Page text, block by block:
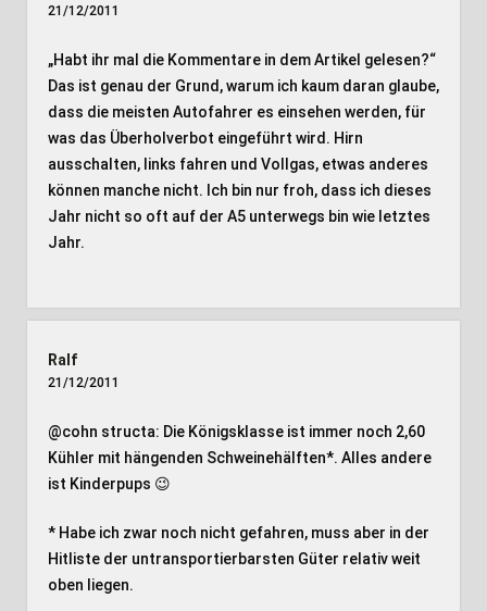
21/12/2011
„Habt ihr mal die Kommentare in dem Artikel gelesen?“
Das ist genau der Grund, warum ich kaum daran glaube,
dass die meisten Autofahrer es einsehen werden, für
was das Überholverbot eingeführt wird. Hirn
ausschalten, links fahren und Vollgas, etwas anderes
können manche nicht. Ich bin nur froh, dass ich dieses
Jahr nicht so oft auf der A5 unterwegs bin wie letztes
Jahr.
Ralf
21/12/2011
@cohn structa: Die Königsklasse ist immer noch 2,60
Kühler mit hängenden Schweinehälften*. Alles andere
ist Kinderpups 😉
* Habe ich zwar noch nicht gefahren, muss aber in der
Hitliste der untransportierbarsten Güter relativ weit
oben liegen.